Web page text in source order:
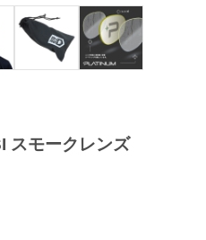
スモークレンズ